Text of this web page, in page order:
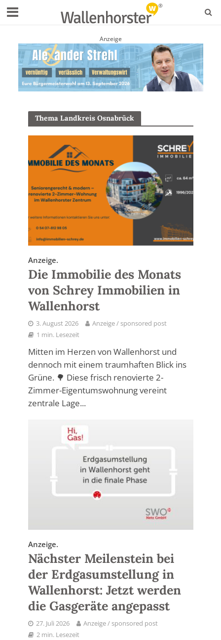
Anzeige
Thema Landkreis Osnabrück
Anzeige.
Die Immobilie des Monats
von Schrey Immobilien in
Wallenhorst
3. August 2026
Anzeige / sponsored post
1 min. Lesezeit
Mitten im Herzen von Wallenhorst und
dennoch mit einem traumhaften Blick ins
Grüne. 🌳 Diese frisch renovierte 2-
Zimmer-Eigentumswohnung vereint
zentrale Lage...
Anzeige.
Nächster Meilenstein bei
der Erdgasumstellung in
Wallenhorst: Jetzt werden
die Gasgeräte angepasst
27. Juli 2026
Anzeige / sponsored post
2 min. Lesezeit